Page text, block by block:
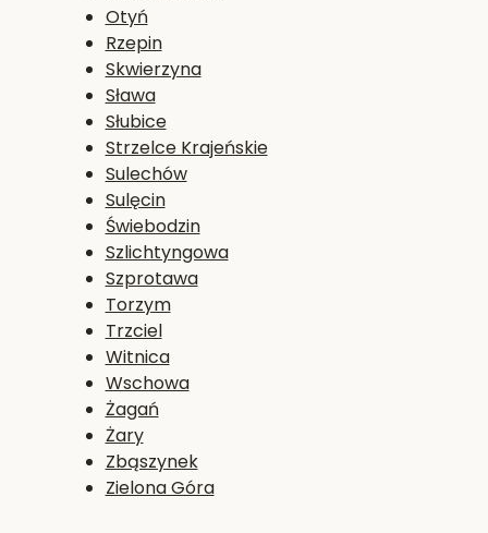
Otyń
Rzepin
Skwierzyna
Sława
Słubice
Strzelce Krajeńskie
Sulechów
Sulęcin
Świebodzin
Szlichtyngowa
Szprotawa
Torzym
Trzciel
Witnica
Wschowa
Żagań
Żary
Zbąszynek
Zielona Góra